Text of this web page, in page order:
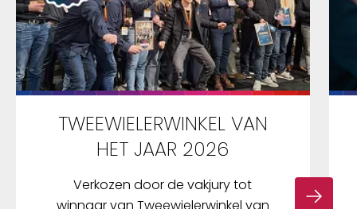
TWEEWIELERWINKEL VAN
HET JAAR 2026
Verkozen door de vakjury tot
winnaar van Tweewielerwinkel van